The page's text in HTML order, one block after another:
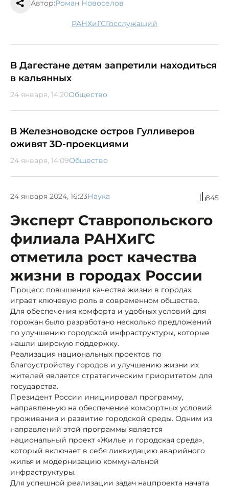
Автор:Роман Новоселов
РАНХиГС госслужащий
В Дагестане детям запретили находиться
в кальянных
24 января, 14:20Общество
В Железноводске остров Гулливеров
оживят 3D-проекциями
24 января, 14:09Общество
24 января 2024, 16:23Наука 845
Эксперт Ставропольского
филиала РАНХиГС
отметила рост качества
жизни в городах России
Процесс повышения качества жизни в городах
играет ключевую роль в современном обществе.
Для обеспечения комфорта и удобных условий для
горожан было разработано несколько предложений
по улучшению городской инфраструктуры, которые
нашли широкую поддержку.
Реализация национальных проектов по
благоустройству городов и улучшению жизни их
жителей является стратегическим приоритетом для
государства.
Президент России инициировал программу,
направленную на обеспечение комфортных условий
проживания и развитие городской среды. Одним из
направлений этой программы является
национальный проект «Жилье и городская среда»,
который включает в себя ликвидацию аварийного
жилья и модернизацию коммунальной
инфраструктуры.
Для успешной реализации задач нацпроекта начата